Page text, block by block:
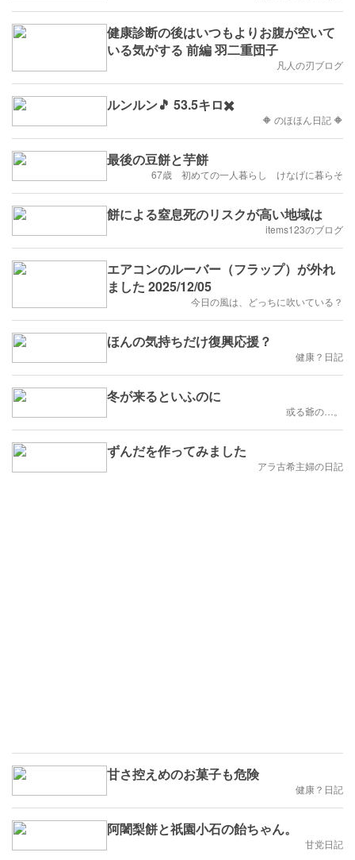
健康診断の後はいつもよりお腹が空いて
いる気がする 前編 羽二重団子
凡人の刃ブログ
ルンルン🎵 53.5キロ✖️
🔶 のほほん日記 🔶
最後の豆餅と芋餅
67歳 初めての一人暮らし けなげに暮らそ
餅による窒息死のリスクが高い地域は
items123のブログ
エアコンのルーバー（フラップ）が外れ
ました 2025/12/05
今日の風は、どっちに吹いている？
ほんの気持ちだけ復興応援？
健康？日記
冬が来るといふのに
或る爺の…。
ずんだを作ってみました
アラ古希主婦の日記
甘さ控えめのお菓子も危険
健康？日記
阿闍梨餅と祇園小石の飴ちゃん。
甘党日記